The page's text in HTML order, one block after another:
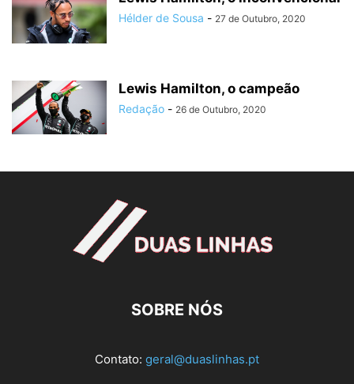
Hélder de Sousa - 27 de Outubro, 2020
Lewis Hamilton, o campeão
Redação - 26 de Outubro, 2020
SOBRE NÓS
Contato: geral@duaslinhas.pt